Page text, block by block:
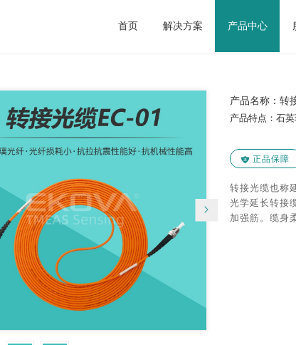
首页 解决方案 产品中心
产品名称：转
产品特点：石
正品保障
转接光缆也称
光学延长转接
加强筋。缆身